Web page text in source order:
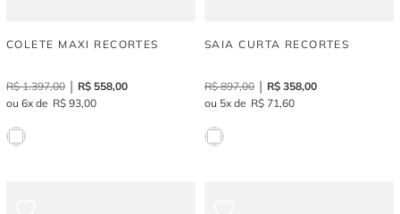
COLETE MAXI RECORTES
R$ 1.397,00 R$ 558,00
6
R$ 93,00
SAIA CURTA RECORTES
R$ 897,00 R$ 358,00
5
R$ 71,60